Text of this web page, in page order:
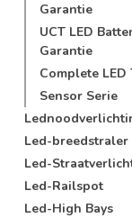
Garantie
UCT LED
Garantie
Complete
Sensor Serie
Led-breedstraler
Led-
Led-Railspot
Led-High Bays